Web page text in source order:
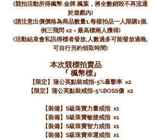
(競拍活動所得楓幣.金牌.楓葉，將全數銷毀不再流通
於遊戲內)
(請注意出價價格為商品數量1,每樣拍品一人限購1個,
例三飛閃 x2 = 最高標兩人獲得)
(活動結束會私訊得標者發放,人數過多可能發放過晚,
可自行另約領取時間)
本次競標拍賣品
『 楓幣標』
【限定】蒲公英點裝戒指-5%暴擊率 x2
【限定】蒲公英點裝戒指-5%BOSS傷 x2
【裝備】S級珠寶力量戒指 x1
【裝備】S級珠寶敏捷戒指 x1
【裝備】S級珠寶智力戒指 x1
【裝備】S級珠寶幸運戒指 x1